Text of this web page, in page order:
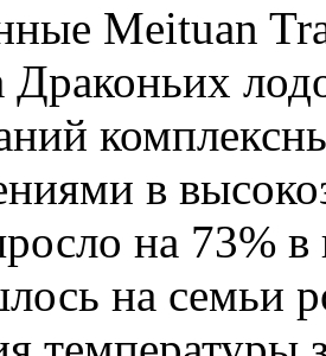
Meituan
Драконьих
в
на 73%
на семьи